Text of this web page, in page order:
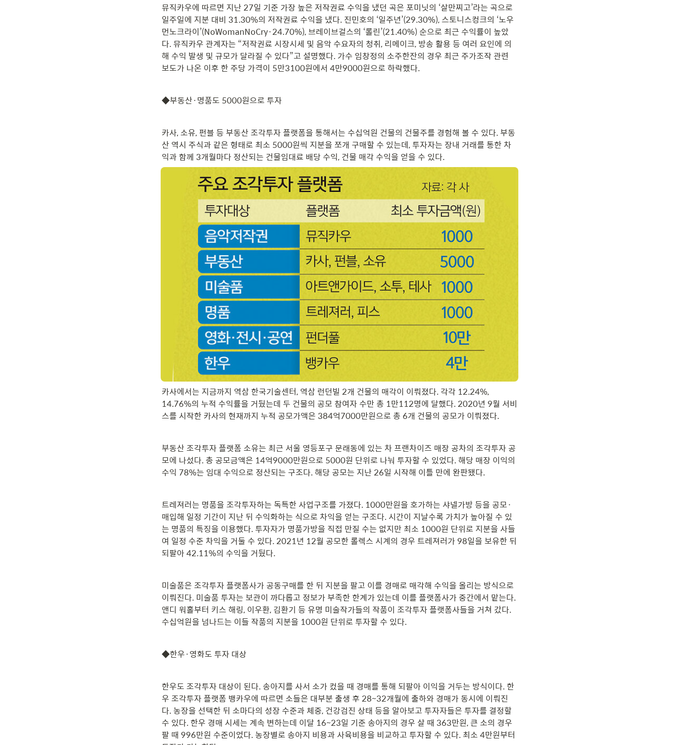
뮤직카우에 따르면 지난 27일 기준 가장 높은 저작권료 수익을 냈던 곡은 포미닛의 ‘살만찌고’라는 곡으로
일주일에 지분 대비 31.30%의 저작권료 수익을 냈다. 진민호의 ‘일주년’(29.30%), 스토니스컹크의 ‘노우
먼노크라이’(NoWomanNoCry·24.70%), 브레이브걸스의 ‘롤린’(21.40%) 순으로 최근 수익률이 높았
다. 뮤직카우 관계자는 “저작권료 시장시세 및 음악 수요자의 청취, 리메이크, 방송 활용 등 여러 요인에 의
해 수익 발생 및 규모가 달라질 수 있다”고 설명했다. 가수 임창정의 소주한잔의 경우 최근 주가조작 관련
보도가 나온 이후 한 주당 가격이 5만3100원에서 4만9000원으로 하락했다.
◆부동산·명품도 5000원으로 투자
카사, 소유, 펀블 등 부동산 조각투자 플랫폼을 통해서는 수십억원 건물의 건물주를 경험해 볼 수 있다. 부동
산 역시 주식과 같은 형태로 최소 5000원씩 지분을 쪼개 구매할 수 있는데, 투자자는 장내 거래를 통한 차
익과 함께 3개월마다 정산되는 건물임대료 배당 수익, 건물 매각 수익을 얻을 수 있다.
카사에서는 지금까지 역삼 한국기술센터, 역삼 런던빌 2개 건물의 매각이 이뤄졌다. 각각 12.24%,
14.76%의 누적 수익률을 거뒀는데 두 건물의 공모 참여자 수만 총 1만112명에 달했다. 2020년 9월 서비
스를 시작한 카사의 현재까지 누적 공모가액은 384억7000만원으로 총 6개 건물의 공모가 이뤄졌다.
부동산 조각투자 플랫폼 소유는 최근 서울 영등포구 문래동에 있는 차 프랜차이즈 매장 공차의 조각투자 공
모에 나섰다. 총 공모금액은 14억9000만원으로 5000원 단위로 나눠 투자할 수 있었다. 해당 매장 이익의
수익 78%는 임대 수익으로 정산되는 구조다. 해당 공모는 지난 26일 시작해 이틀 만에 완판됐다.
트레져러는 명품을 조각투자하는 독특한 사업구조를 가졌다. 1000만원을 호가하는 샤넬가방 등을 공모·
매입해 일정 기간이 지난 뒤 수익화하는 식으로 차익을 얻는 구조다. 시간이 지날수록 가치가 높아질 수 있
는 명품의 특징을 이용했다. 투자자가 명품가방을 직접 만질 수는 없지만 최소 1000원 단위로 지분을 사들
여 일정 수준 차익을 거둘 수 있다. 2021년 12월 공모한 롤렉스 시계의 경우 트레져러가 98일을 보유한 뒤
되팔아 42.11%의 수익을 거뒀다.
미술품은 조각투자 플랫폼사가 공동구매를 한 뒤 지분을 팔고 이를 경매로 매각해 수익을 올리는 방식으로
이뤄진다. 미술품 투자는 보관이 까다롭고 정보가 부족한 한계가 있는데 이를 플랫폼사가 중간에서 맡는다.
앤디 워홀부터 키스 해링, 이우환, 김환기 등 유명 미술작가들의 작품이 조각투자 플랫폼사들을 거쳐 갔다.
수십억원을 넘나드는 이들 작품의 지분을 1000원 단위로 투자할 수 있다.
◆한우·영화도 투자 대상
한우도 조각투자 대상이 된다. 송아지를 사서 소가 컸을 때 경매를 통해 되팔아 이익을 거두는 방식이다. 한
우 조각투자 플랫폼 뱅카우에 따르면 소들은 대부분 출생 후 28~32개월에 출하와 경매가 동시에 이뤄진
다. 농장을 선택한 뒤 소마다의 성장 수준과 체중, 건강검진 상태 등을 알아보고 투자자들은 투자를 결정할
수 있다. 한우 경매 시세는 계속 변하는데 이달 16~23일 기준 송아지의 경우 살 때 363만원, 큰 소의 경우
팔 때 996만원 수준이었다. 농장별로 송아지 비용과 사육비용을 비교하고 투자할 수 있다. 최소 4만원부터